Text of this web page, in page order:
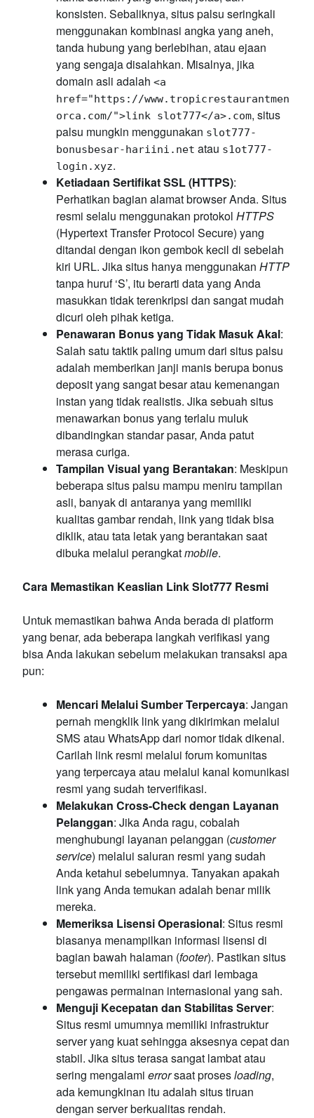
konsisten. Sebaliknya, situs palsu seringkali
menggunakan kombinasi angka yang aneh,
tanda hubung yang berlebihan, atau ejaan
yang sengaja disalahkan. Misalnya, jika
domain asli adalah <a
href="https://www.tropicrestaurantmen
orca.com/">link slot777</a>.com, situs
palsu mungkin menggunakan slot777-
bonusbesar-hariini.net atau s1ot777-
login.xyz.
Ketiadaan Sertifikat SSL (HTTPS):
Perhatikan bagian alamat browser Anda. Situs
resmi selalu menggunakan protokol HTTPS
(Hypertext Transfer Protocol Secure) yang
ditandai dengan ikon gembok kecil di sebelah
kiri URL. Jika situs hanya menggunakan HTTP
tanpa huruf ‘S’, itu berarti data yang Anda
masukkan tidak terenkripsi dan sangat mudah
dicuri oleh pihak ketiga.
Penawaran Bonus yang Tidak Masuk Akal:
Salah satu taktik paling umum dari situs palsu
adalah memberikan janji manis berupa bonus
deposit yang sangat besar atau kemenangan
instan yang tidak realistis. Jika sebuah situs
menawarkan bonus yang terlalu muluk
dibandingkan standar pasar, Anda patut
merasa curiga.
Tampilan Visual yang Berantakan: Meskipun
beberapa situs palsu mampu meniru tampilan
asli, banyak di antaranya yang memiliki
kualitas gambar rendah, link yang tidak bisa
diklik, atau tata letak yang berantakan saat
dibuka melalui perangkatmobile.
Cara Memastikan Keaslian Link Slot777 Resmi
Untuk memastikan bahwa Anda berada di platform
yang benar, ada beberapa langkah verifikasi yang
bisa Anda lakukan sebelum melakukan transaksi apa
pun:
Mencari Melalui Sumber Terpercaya: Jangan
pernah mengklik link yang dikirimkan melalui
SMS atau WhatsApp dari nomor tidak dikenal.
Carilah link resmi melalui forum komunitas
yang terpercaya atau melalui kanal komunikasi
resmi yang sudah terverifikasi.
Melakukan Cross-Check dengan Layanan
Pelanggan: Jika Anda ragu, cobalah
menghubungi layanan pelanggan (customer
service) melalui saluran resmi yang sudah
Anda ketahui sebelumnya. Tanyakan apakah
link yang Anda temukan adalah benar milik
mereka.
Memeriksa Lisensi Operasional: Situs resmi
biasanya menampilkan informasi lisensi di
bagian bawah halaman (footer). Pastikan situs
tersebut memiliki sertifikasi dari lembaga
pengawas permainan internasional yang sah.
Menguji Kecepatan dan Stabilitas Server:
Situs resmi umumnya memiliki infrastruktur
server yang kuat sehingga aksesnya cepat dan
stabil. Jika situs terasa sangat lambat atau
sering mengalami errorsaat prosesloading,
ada kemungkinan itu adalah situs tiruan
dengan server berkualitas rendah.